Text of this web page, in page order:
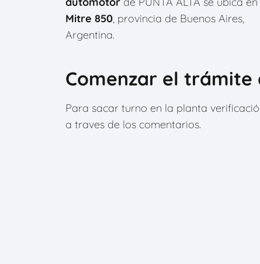
Mitre 850, provincia de Buenos Aires,
Argentina.
Comenzar el trámite
Para sacar turno en la planta
a traves de los comentarios.